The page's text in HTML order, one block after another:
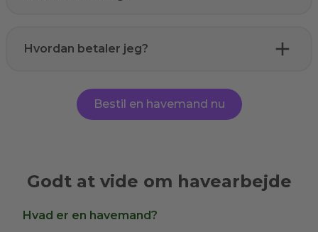
Hvordan betaler jeg?
Bestil en havemand nu
Godt at vide om havearbejde
Hvad er en havemand?